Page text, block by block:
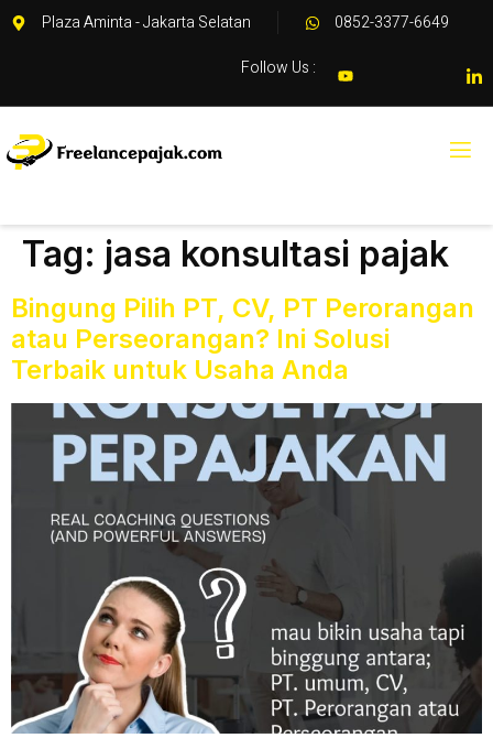
Plaza Aminta - Jakarta Selatan
0852-3377-6649
Follow Us :
Tag: jasa konsultasi pajak
Bingung Pilih PT, CV, PT Perorangan
atau Perseorangan? Ini Solusi
Terbaik untuk Usaha Anda